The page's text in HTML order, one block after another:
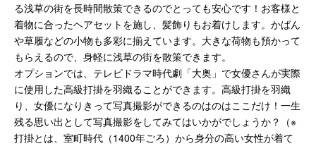
る浅草の街を長時間散策できるのでとっても安心です！お客様と
着物に合ったヘアセットを施し、髪飾りもお着けします。かばん
や草履などの小物も多彩に揃えています。大きな荷物も預かって
もらえるので、身軽に浅草の街を散策できます。
オプションでは、テレビドラマ時代劇「大奥」で女優さんが実際
に使用した高級打掛を羽織ることができます。高級打掛を羽織
り、女優になりきって写真撮影ができるのはのはここだけ！一生
残る思い出として写真撮影をしてみてはいかがでしょうか？（※
打掛とは、室町時代（1400年ごろ）から身分の高い女性が着て